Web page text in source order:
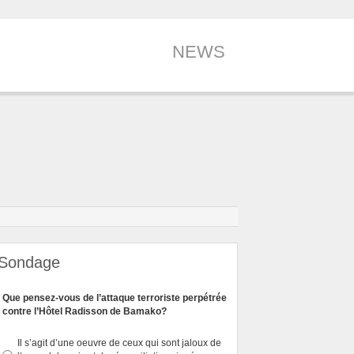
NEWS
Que pensez-vous de l’attaque terroriste perpétrée
contre l’Hôtel Radisson de Bamako?
Il s’agit d’une oeuvre de ceux qui sont jaloux de